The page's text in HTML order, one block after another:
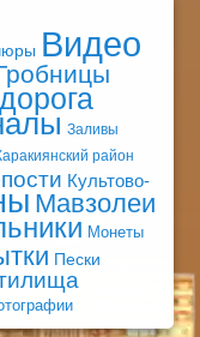
Видео
Заливы
район
Культово-
Мавзолеи
Монеты
Пески